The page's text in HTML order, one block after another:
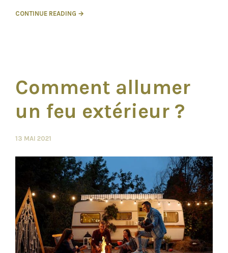
CONTINUE READING →
Comment allumer
un feu extérieur ?
13 MAI 2021